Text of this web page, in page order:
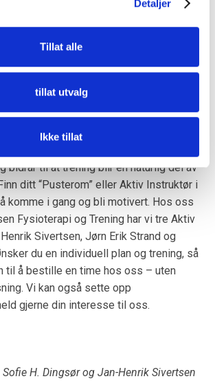
Detaljer
Tillat alle
tillat utvalg
Ikke tillat
er ikke bare mulig – det er anbefalt.
og tilpasning kan trening bidra til
livskvalitet og helse etter kreft.
bidrar til at trening blir en naturlig del av
ditt “Pusterom” eller Aktiv Instruktør i
komme i gang og bli motivert. Hos oss
Fysioterapi og Trening har vi tre Aktiv
Sivertsen, Jørn Erik Strand og
du en individuell plan og trening, så
til å bestille en time hos oss – uten
Vi kan også sette opp
gjerne din interesse til oss.
H. Dingsør og Jan-Henrik Sivertsen